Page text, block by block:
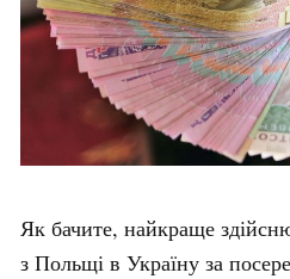
Як бачите, найкраще
з Польщі в Україну за